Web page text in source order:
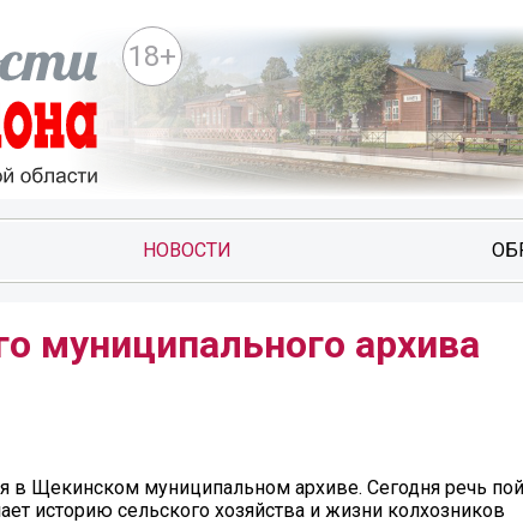
18+
НОВОСТИ
муниципального архива
Щекинском муниципальном архиве. Сегодня речь
историю сельского хозяйства и жизни колхозников